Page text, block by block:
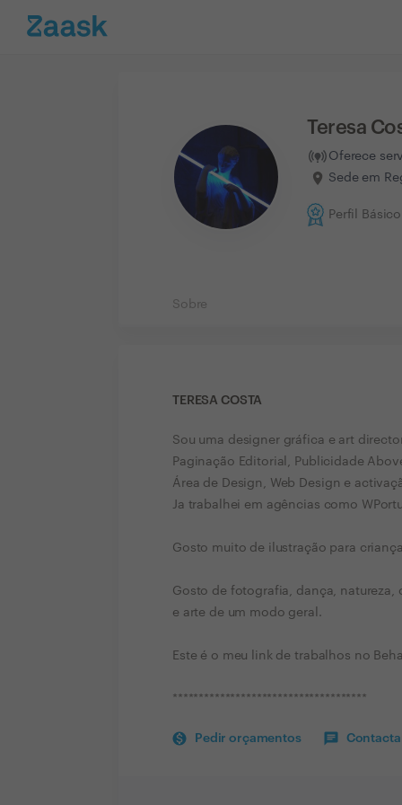
Teresa
Oferece
Sede em
Perfil Básico
Sobre
TERESA COSTA
Sou uma designer gráfica e art
Paginação Editorial, Publicidade
Área de Design, Web Design e
Ja trabalhei em agências como
Gosto muito de ilustração para
Gosto de fotografia, dança,
e arte de um modo geral.
Este é o meu link de trabalhos no
*************************************
Pedir orçamentos